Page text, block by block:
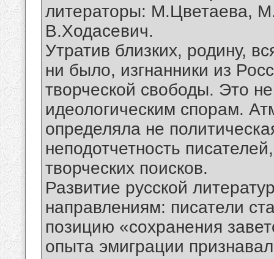
литераторы: М.Цветаева,
В.Ходасевич.
Утратив близких, родину,
ни было, изгнанники из
творческой свободы. Это
идеологическим спорам.
определяла не
неподотчетность
творческих поисков.
Развитие русской
направлениям: писатели
позицию «сохранения
опыта эмиграции